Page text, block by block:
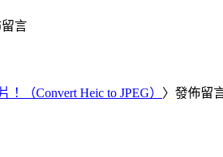
言
（Convert Heic to JPEG） 〉發佈留